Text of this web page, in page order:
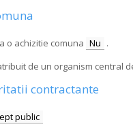
o achizitie comuna Nu .
de un organism central
contractante
public